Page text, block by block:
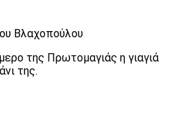
Βλαχοπούλου
της Πρωτομαγιάς η γιαγιά
της.